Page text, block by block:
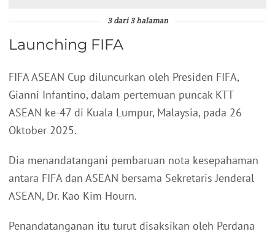
3 dari 3 halaman
Launching FIFA
FIFA ASEAN Cup diluncurkan oleh Presiden FIFA,
Gianni Infantino, dalam pertemuan puncak KTT
ASEAN ke-47 di Kuala Lumpur, Malaysia, pada 26
Oktober 2025.
Dia menandatangani pembaruan nota kesepahaman
antara FIFA dan ASEAN bersama Sekretaris Jenderal
ASEAN, Dr. Kao Kim Hourn.
Penandatanganan itu turut disaksikan oleh Perdana